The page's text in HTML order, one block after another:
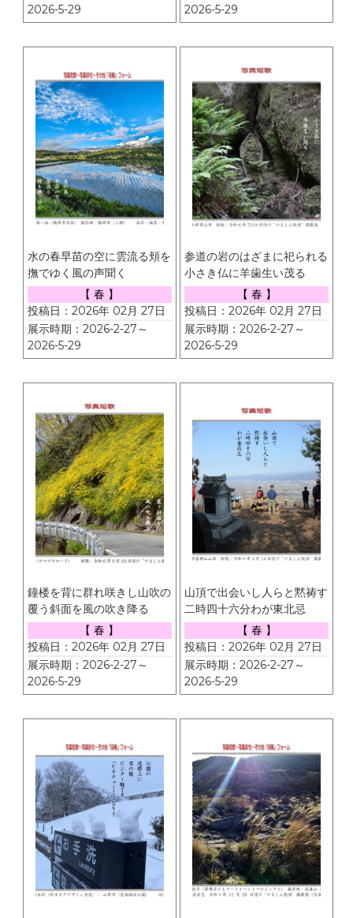
2026-5-29 2026-5-29
水の春早苗の空に雲流る頬を
撫でゆく風の声聞く
【 春 】
投稿日：2026年 02月 27日
展示時期：2026-2-27～
2026-5-29
参道の岩のはざまに祀られる
小さき仏に羊歯生い茂る
【 春 】
投稿日：2026年 02月 27日
展示時期：2026-2-27～
2026-5-29
鐘楼を背に群れ咲きし山吹の
覆う斜面を風の吹き降る
【 春 】
投稿日：2026年 02月 27日
展示時期：2026-2-27～
2026-5-29
山頂で出会いし人らと黙祷す
二時四十六分わが東北忌
【 春 】
投稿日：2026年 02月 27日
展示時期：2026-2-27～
2026-5-29